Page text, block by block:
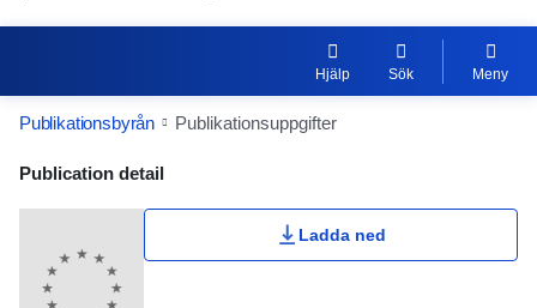
Hjälp Sök Meny
Publikationsbyrån Publikationsuppgifter
Publication Detail Actions Portlet
Publication detail
Ladda ned